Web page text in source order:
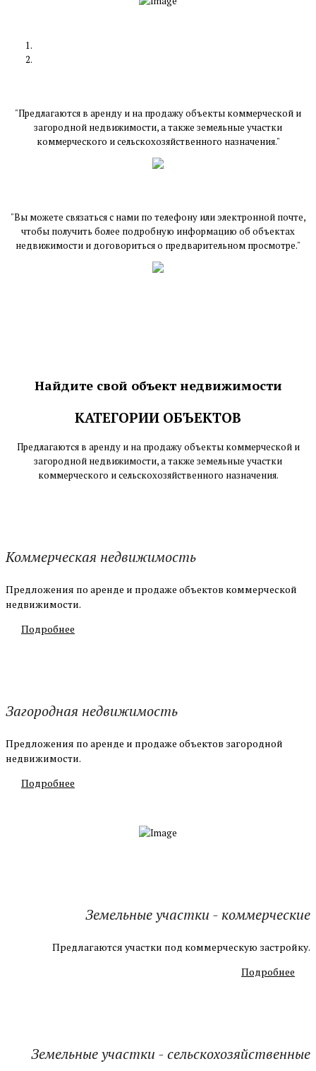
"Предлагаются в аренду и на продажу объекты коммерческой и
загородной недвижимости, а также земельные участки
коммерческого и сельскохозяйственного назначения."
"Вы можете связаться с нами по телефону или электронной почте,
чтобы получить более подробную информацию об объектах
недвижимости и договориться о предварительном просмотре."
Найдите свой объект недвижимости
КАТЕГОРИИ ОБЪЕКТОВ
Предлагаются в аренду и на продажу объекты коммерческой и
загородной недвижимости, а также земельные участки
коммерческого и сельскохозяйственного назначения.
Коммерческая недвижимость
Предложения по аренде и продаже объектов коммерческой
недвижимости.
Подробнее
Загородная недвижимость
Предложения по аренде и продаже объектов загородной
недвижимости.
Подробнее
Земельные участки - коммерческие
Предлагаются участки под коммерческую застройку.
Подробнее
Земельные участки - сельскохозяйственные